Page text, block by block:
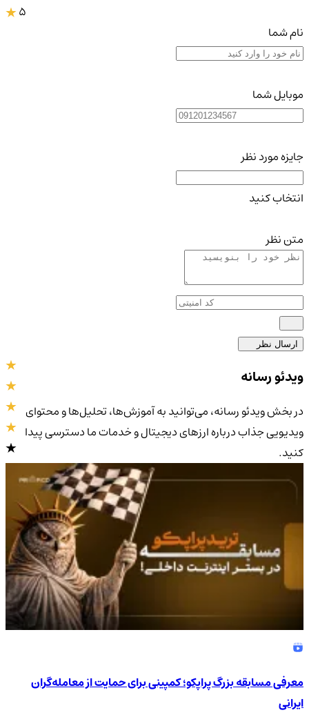
5
نام شما
موبایل شما
جایزه مورد نظر
انتخاب کنید
متن نظر
ارسال نظر
4.9/5
ویدئو رسانه
در بخش ویدئو رسانه، می‌توانید به آموزش‌ها، تحلیل‌ها و محتوای
ویدیویی جذاب درباره ارزهای دیجیتال و خدمات ما دسترسی پیدا
کنید.
معرفی مسابقه بزرگ پراپکو؛ کمپینی برای حمایت از معامله‌گران
ایرانی